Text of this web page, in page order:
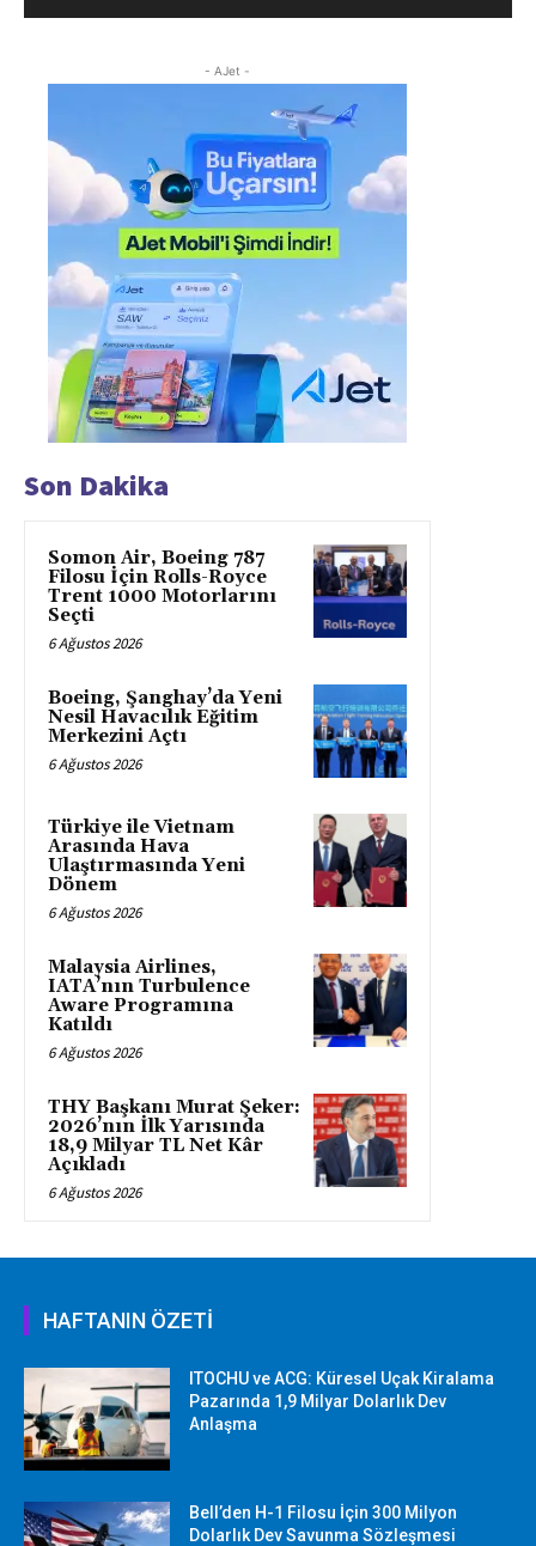
- AJet -
Son Dakika
Somon Air, Boeing 787
Filosu İçin Rolls-Royce
Trent 1000 Motorlarını
Seçti
6 Ağustos 2026
Boeing, Şanghay’da Yeni
Nesil Havacılık Eğitim
Merkezini Açtı
6 Ağustos 2026
Türkiye ile Vietnam
Arasında Hava
Ulaştırmasında Yeni
Dönem
6 Ağustos 2026
Malaysia Airlines,
IATA’nın Turbulence
Aware Programına
Katıldı
6 Ağustos 2026
THY Başkanı Murat Şeker:
2026’nın İlk Yarısında
18,9 Milyar TL Net Kâr
Açıkladı
6 Ağustos 2026
HAFTANIN ÖZETİ
ITOCHU ve ACG: Küresel Uçak Kiralama
Pazarında 1,9 Milyar Dolarlık Dev
Anlaşma
Bell’den H-1 Filosu İçin 300 Milyon
Dolarlık Dev Savunma Sözleşmesi